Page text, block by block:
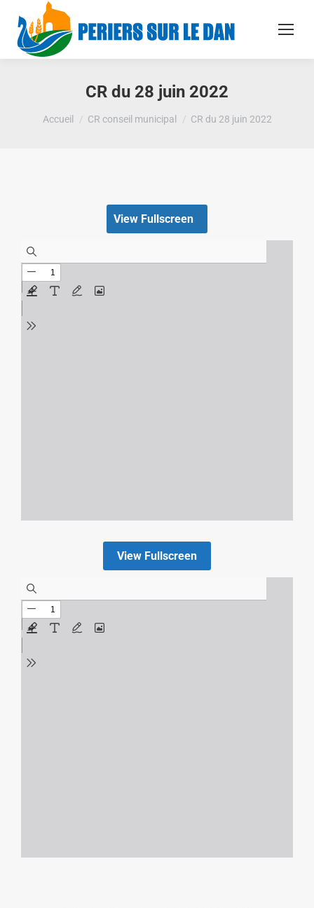
CR du 28 juin 2022
Vous êtes ici :
Accueil CR conseil municipal CR du 28 juin 2022
View Fullscreen
View Fullscreen